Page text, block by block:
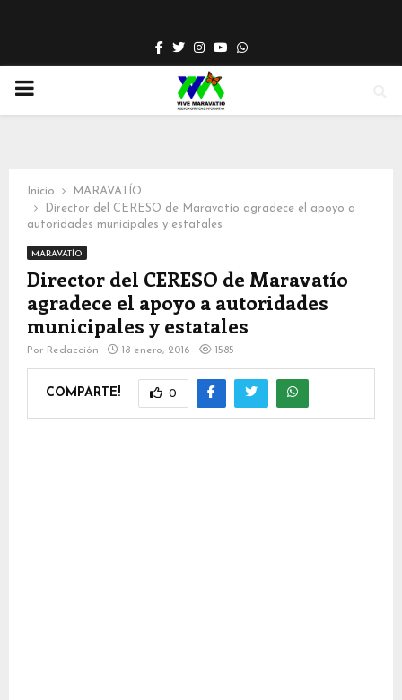
Facebook
TwitterInstagram
YoutubeWhatsapp
PRIMARY
Inicio
MARAVATÍO
Director del CERESO de Maravatío agradece el apoyo a
autoridades municipales y estatales
MARAVATÍO
Director del CERESO de Maravatío
agradece el apoyo a autoridades
municipales y estatales
Por Redacción 18 enero, 2016 1585
COMPARTE! 0